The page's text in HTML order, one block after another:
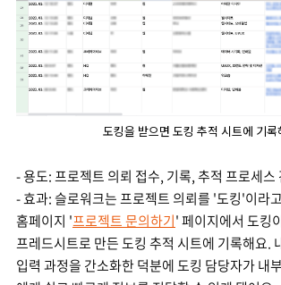
도킹을 받으면 도킹 추적 시트에 기록
- 용도: 프로젝트 의뢰 접수, 기록, 추적 프로세스
- 효과: 슬로워크는 프로젝트 의뢰를 '도킹'이라
홈페이지 '프로젝트 문의하기' 페이지에서 도킹
프레드시트로 만든 도킹 추적 시트에 기록해요.
입력 과정을 간소화한 덕분에 도킹 담당자가 내